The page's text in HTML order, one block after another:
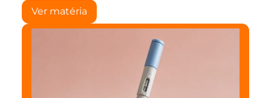
Ver matéria